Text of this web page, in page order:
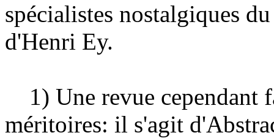
spécialistes nostalgiques
d'Henri Ey.
1) Une revue cependant
méritoires: il s'agit